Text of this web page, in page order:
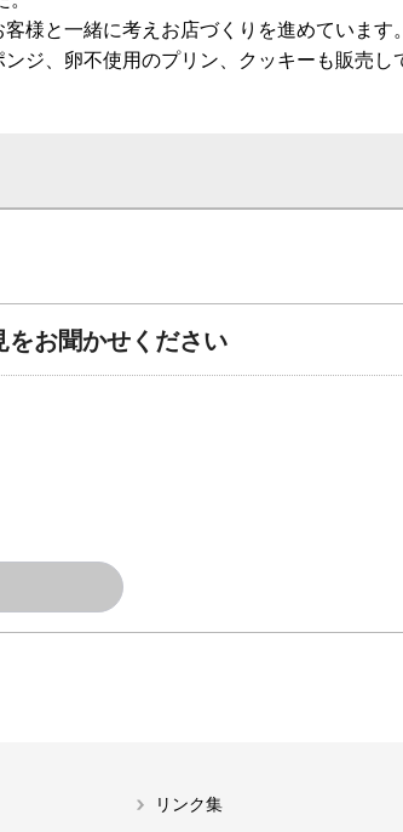
様と一緒に考えお店づくりを進めています。
ジ、卵不使用のプリン、クッキーも販売し
をお聞かせください
リンク集